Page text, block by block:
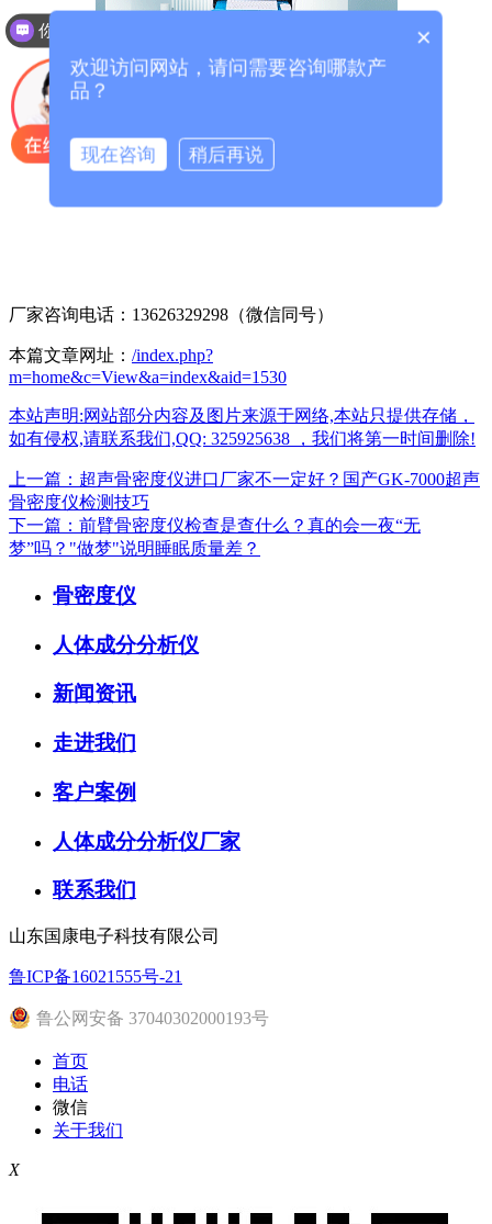
厂家咨询电话：13626329298（微信同号）
本篇文章网址： /index.php?
m=home&c=View&a=index&aid=1530
本站声明:网站部分内容及图片来源于网络,本站只提供存储，
如有侵权,请联系我们,QQ: 325925638 ，我们将第一时间删除!
上一篇：超声骨密度仪进口厂家不一定好？国产GK-7000超声
骨密度仪检测技巧
下一篇：前臂骨密度仪检查是查什么？真的会一夜“无
梦”吗？"做梦"说明睡眠质量差？
骨密度仪
人体成分分析仪
新闻资讯
走进我们
客户案例
人体成分分析仪厂家
联系我们
山东国康电子科技有限公司
鲁ICP备16021555号-21
鲁公网安备 37040302000193号
首页
电话
微信
关于我们
X
你们是怎么收费的呢？ ×
欢迎访问网站，请问需要咨询哪款产
品？
现在咨询 稍后再说